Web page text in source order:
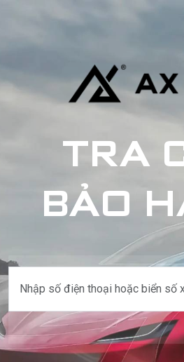
TRA
BẢO